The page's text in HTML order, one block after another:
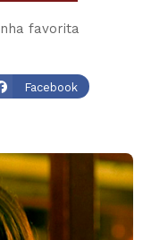
favorita
Facebook